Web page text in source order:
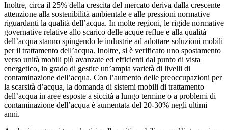
Inoltre, circa il 25% della crescita del mercato deriva dalla crescente
attenzione alla sostenibilità ambientale e alle pressioni normative
riguardanti la qualità dell’acqua. In molte regioni, le rigide normative
governative relative allo scarico delle acque reflue e alla qualità
dell’acqua stanno spingendo le industrie ad adottare soluzioni mobili
per il trattamento dell’acqua. Inoltre, si è verificato uno spostamento
verso unità mobili più avanzate ed efficienti dal punto di vista
energetico, in grado di gestire un’ampia varietà di livelli di
contaminazione dell’acqua. Con l’aumento delle preoccupazioni per
la scarsità d’acqua, la domanda di sistemi mobili di trattamento
dell’acqua in aree esposte a siccità a lungo termine o a problemi di
contaminazione dell’acqua è aumentata del 20-30% negli ultimi
anni.